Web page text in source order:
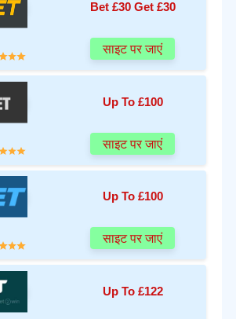
Bet £30 Get £30
साइट पर जाएं
Up To £100
साइट पर जाएं
Up To £100
साइट पर जाएं
Up To £122